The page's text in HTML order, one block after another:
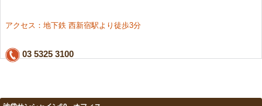
アクセス：地下鉄 西新宿駅より徒歩3分
03 5325 3100